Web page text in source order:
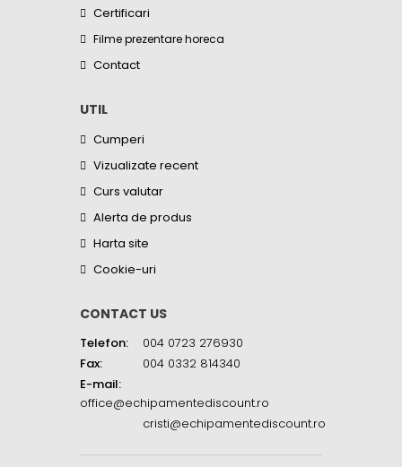
Certificari
Filme prezentare horeca
Contact
UTIL
Cumperi
Vizualizate recent
Curs valutar
Alerta de produs
Harta site
Cookie-uri
CONTACT US
Telefon:
004 0723 276930
Fax:
004 0332 814340
E-mail:
office@echipamentediscount.ro
cristi@echipamentediscount.ro